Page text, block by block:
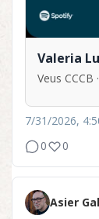
Valeria
Veus CCCB
7/31/2026,
0
0
Asier